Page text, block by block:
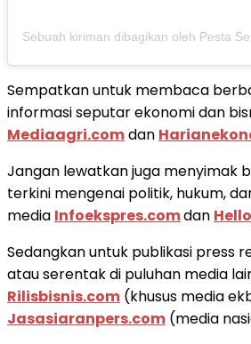
Sempatkan untuk membaca
informasi seputar ekonomi dan
Mediaagri.comdan
Jangan lewatkan juga menyimak
terkini mengenai politik, hukum,
media Infoekspres.comdan
Sedangkan untuk publikasi press
atau serentak di puluhan media
Rilisbisnis.com (khusus media
Jasasiaranpers.com (media